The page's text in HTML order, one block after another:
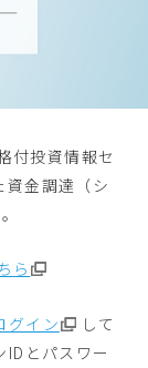
付投資情報セ
資金調達（シ
ら
グイン
して
とパスワー